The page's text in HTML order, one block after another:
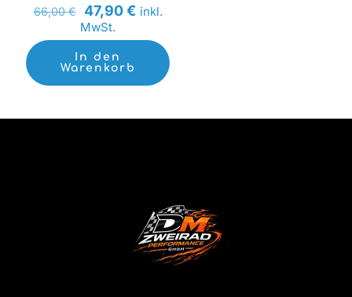
66,00€
Ursprünglicher
Preis
war:
66,00 €
47,90€Aktueller
ist:
47,90 €.
inkl.
MwSt.
In den
Warenkorb